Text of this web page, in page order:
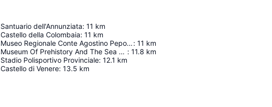
Santuario dell'Annunziata: 11 km
Castello della Colombaia: 11 km
Museo Regionale Conte Agostino Pepoli Pepoli e Chiostro: 11 km
Museum Of Prehistory And The Sea - Tower Of Ligny : 11.8 km
Stadio Polisportivo Provinciale: 12.1 km
Castello di Venere: 13.5 km